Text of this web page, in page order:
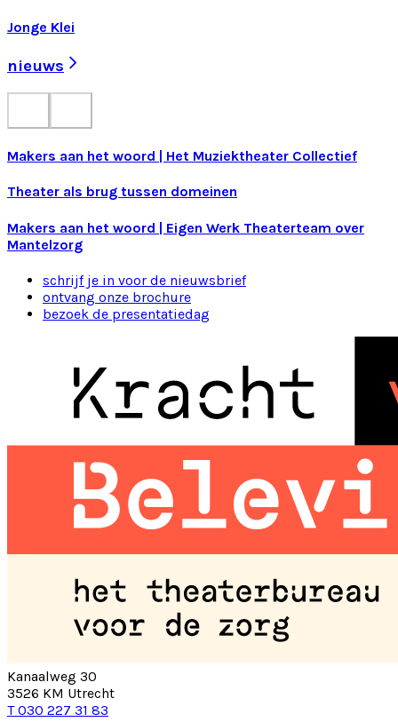
Jonge Klei
nieuws
Makers aan het woord | Het Muziektheater Collectief
Theater als brug tussen domeinen
Makers aan het woord | Eigen Werk Theaterteam over
Mantelzorg
schrijf je in voor de nieuwsbrief
ontvang onze brochure
bezoek de presentatiedag
Kanaalweg 30
3526 KM Utrecht
T 030 227 31 83